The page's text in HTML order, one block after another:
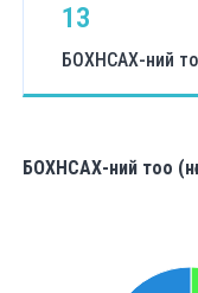
13
БОХНСАХ-ний
БОХНСАХ-ний тоо